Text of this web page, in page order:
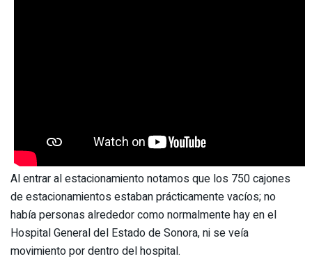
Al entrar al estacionamiento notamos que los 750 cajones
de estacionamientos estaban prácticamente vacíos; no
había personas alrededor como normalmente hay en el
Hospital General del Estado de Sonora, ni se veía
movimiento por dentro del hospital.